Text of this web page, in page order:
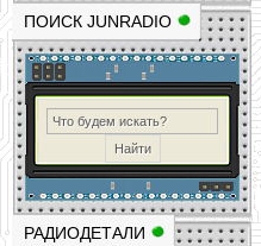
ПОИСК JUNRADIO
РАДИОДЕТАЛИ